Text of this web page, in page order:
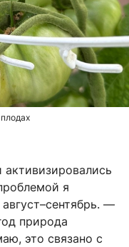
я
—
природа
это связано с